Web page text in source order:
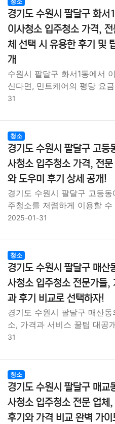
경기도 수원시 팔달구 화서
이사청소 입주청소 가격, 전
체 선택 시 유용한 후기 및
개
수원시 팔달구 화서1동에서
신다면, 민트케어의 평당 요
31
청소
경기도 수원시 팔달구 고등
사청소 입주청소 가격, 전문
와 도우미 후기 상세 공개!
경기도 수원시 팔달구 고등
주청소를 저렴하게 이용할
2025-01-31
청소
경기도 수원시 팔달구 매산
사청소 입주청소 전문가들,
과 후기 비교로 선택하자!
경기도 수원시 팔달구 매산
소, 가격과 서비스 꿀팁 대공
31
청소
경기도 수원시 팔달구 매교
사청소 입주청소 전문 업체,
후기와 가격 비교 완벽 가이